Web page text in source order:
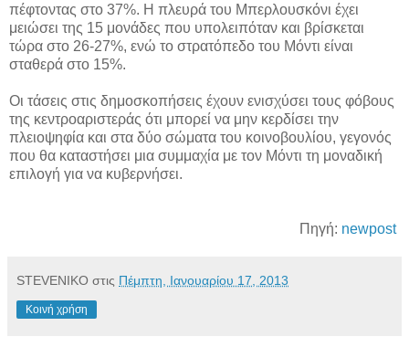
πέφτοντας στο 37%. Η πλευρά του Μπερλουσκόνι έχει
μειώσει της 15 μονάδες που υπολειπόταν και βρίσκεται
τώρα στο 26-27%, ενώ το στρατόπεδο του Μόντι είναι
σταθερά στο 15%.
Οι τάσεις στις δημοσκοπήσεις έχουν ενισχύσει τους φόβους
της κεντροαριστεράς ότι μπορεί να μην κερδίσει την
πλειοψηφία και στα δύο σώματα του κοινοβουλίου, γεγονός
που θα καταστήσει μια συμμαχία με τον Μόντι τη μοναδική
επιλογή για να κυβερνήσει.
Πηγή: newpost
STEVENIKO στις Πέμπτη, Ιανουαρίου 17, 2013
Κοινή χρήση